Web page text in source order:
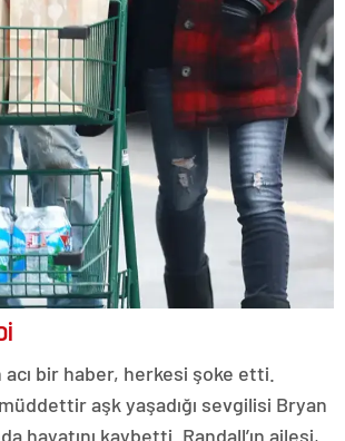
bir haber, herkesi şoke etti.
aşk yaşadığı sevgilisi Bryan
hayatını kaybetti. Randall’ın ailesi,